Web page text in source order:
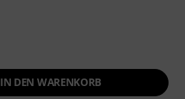
IN DEN WARENKORB